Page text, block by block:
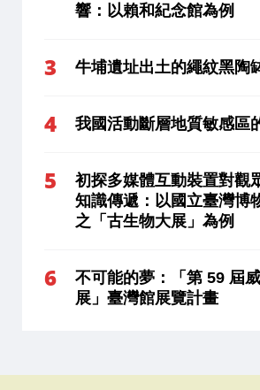
響：以賴和紀念館為例
牛埔遺址出土的繩紋黑陶
我國活動斷層地質敏感區
初探多媒體互動裝置對觀
知識傳遞：以國立臺灣博
之「古生物大展」為例
不可能的夢：「第 59 屆
展」臺灣館展覽計畫